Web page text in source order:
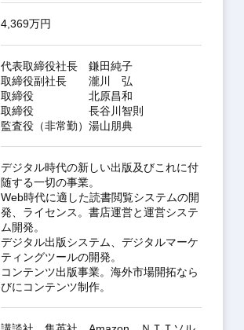
4,369万円
代表取締役社長 鎌田純子
取締役副社長 瀧川 弘
取締役 北原昌和
取締役 長谷川智則
監査役（非常勤）湯山朋典
デジタル時代の新しい出版及びこれに付
随する一切の事業。
Web時代に適した読書閲覧システムの開
発、ライセンス。書店運営と運営システ
ム開発。
デジタル出版システム、デジタルマーケ
ティングツールの開発。
コンテンツ出版事業。海外市場開拓なら
びにコンテンツ制作。